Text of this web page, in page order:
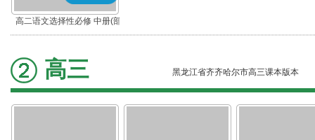
高二语文选择性必修 中册(部
编版)
高三 黑龙江省齐齐哈尔市高三课本版本